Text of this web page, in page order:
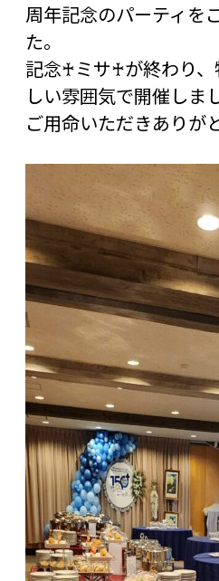
周年記念のパーティを
た。
記念♰ミサ♰が終わり
しい雰囲気で開催しま
ご用命いただきありが